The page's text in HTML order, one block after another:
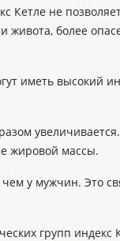
Кетле не
более
иметь высокий
жировой массы.
у мужчин. Это
групп индекс